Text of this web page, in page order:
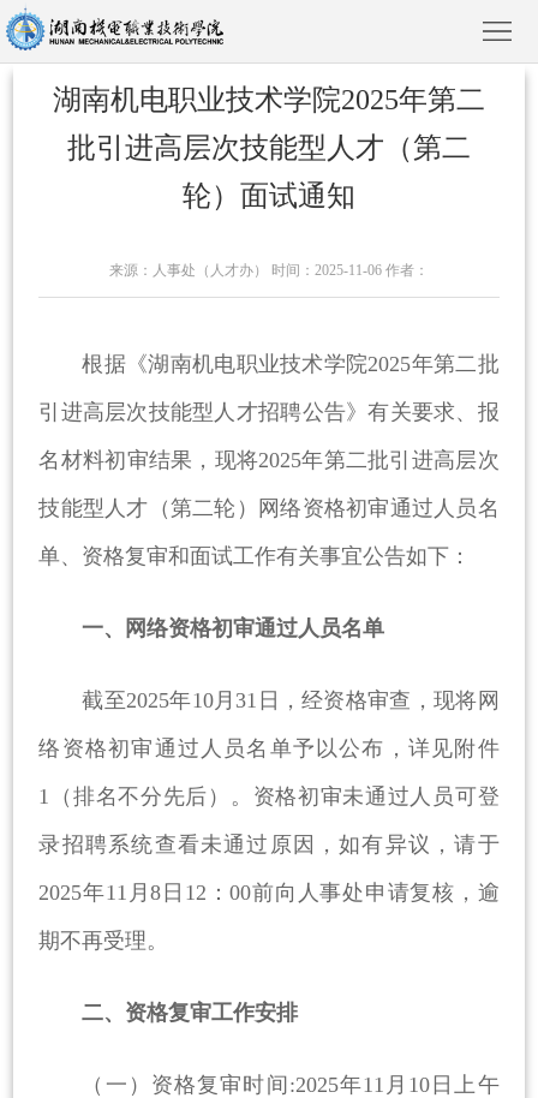
湖南机电职业技术学院2025年第二
批引进高层次技能型人才（第二
轮）面试通知
来源：人事处（人才办） 时间：2025-11-06 作者：
根据《湖南机电职业技术学院2025年第二批
引进高层次技能型人才招聘公告》有关要求、报
名材料初审结果，现将2025年第二批引进高层次
技能型人才（第二轮）网络资格初审通过人员名
单、资格复审和面试工作有关事宜公告如下：
一、网络资格初审通过人员名单
截至2025年10月 31 日，经资格审查，现将网
络资格初审通过人员名单予以公布，详见附件
1（排名不分先后）。资格初审未通过人员可登
录招聘系统查看未通过原因，如有异议，请于
2025年11 月8 日12 ：00前向人事处申请复核，逾
期不再受理。
二、资格复审工作安排
（一）资格复审时间:2025年11 月 10 日上午